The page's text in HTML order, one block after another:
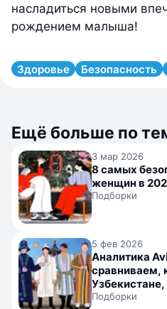
насладиться новыми
рождением малыша!
Здоровье Безопасность
Ещё больше по
3 мар 2026
8 самых
женщин в
Подборки
5 фев 2026
Аналитика
сравниваем,
Кыргызстане
Подборки